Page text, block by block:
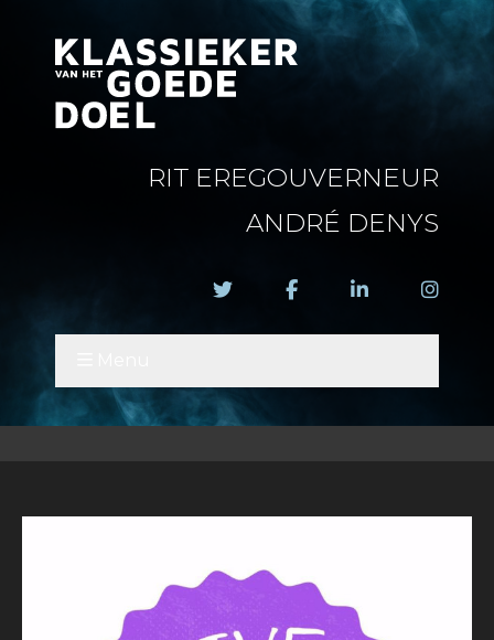
RIT EREGOUVERNEUR
ANDRÉ DENYS